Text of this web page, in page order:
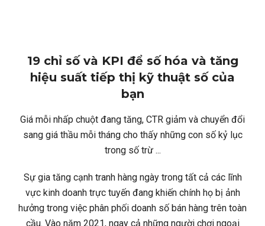
19 chỉ số và KPI để số hóa và tăng
hiệu suất tiếp thị kỹ thuật số của
bạn
Giá mỗi nhấp chuột đang tăng, CTR giảm và chuyển đổi
sang giá thầu mỗi tháng cho thấy những con số kỷ lục
trong số trừ ...
Sự gia tăng cạnh tranh hàng ngày trong tất cả các lĩnh
vực kinh doanh trực tuyến đang khiến chính họ bị ảnh
hưởng trong việc phân phối doanh số bán hàng trên toàn
cầu. Vào năm 2021, ngay cả những người chơi ngoại